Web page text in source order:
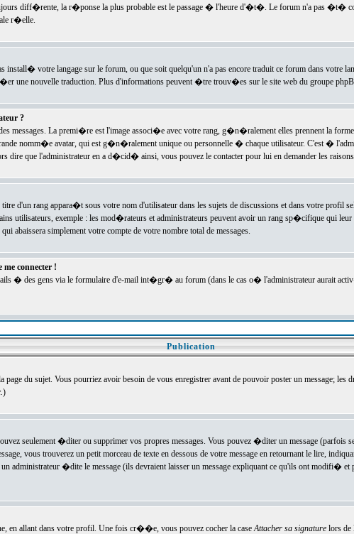
diff�rente, la r�ponse la plus probable est le passage � l'heure d'�t�. Le forum n'a pas �t�
r�elle.
install� votre langage sur le forum, ou que soit quelqu'un n'a pas encore traduit ce forum dans votre
une nouvelle traduction. Plus d'informations peuvent �tre trouv�es sur le site web du groupe
?
messages. La premi�re est l'image associ�e avec votre rang, g�n�ralement elles prennent la
nomm�e avatar, qui est g�n�ralement unique ou personnelle � chaque utilisateur. C'est �
dire que l'administrateur en a d�cid� ainsi, vous pouvez le contacter pour lui en demander les
d'un rang appara�t sous votre nom d'utilisateur dans les sujets de discussions et dans votre
utilisateurs, exemple : les mod�rateurs et administrateurs peuvent avoir un rang sp�cifique qui
abaissera simplement votre compte de votre nombre total de messages.
connecter !
� des gens via le formulaire d'e-mail int�gr� au forum (dans le cas o� l'administrateur aurait
Publication
du sujet. Vous pourriez avoir besoin de vous enregistrer avant de pouvoir poster un message;
)
seulement �diter ou supprimer vos propres messages. Vous pouvez �diter un message
vous trouverez un petit morceau de texte en dessous de votre message en retournant le lire,
�dite le message (ils devraient laisser un message expliquant ce qu'ils ont modifi� et
en allant dans votre profil. Une fois cr��e, vous pouvez cocher la caseAttacher sa signaturelors de